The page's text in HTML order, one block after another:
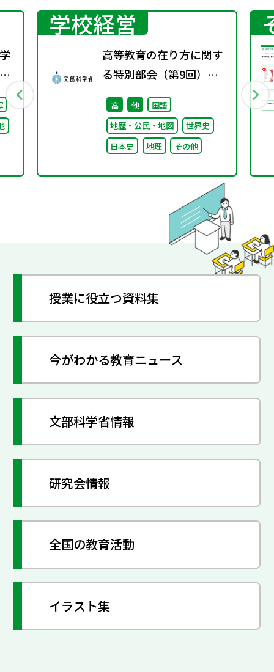
学校経営
高等教育の在り方に関す
る特別部会（第9回）配
付資料
高 他
国語
地歴・公民・地図
世界史
日本史
地理 その他
授業に役立つ資料集
今がわかる教育ニュース
文部科学省情報
研究会情報
全国の教育活動
イラスト集